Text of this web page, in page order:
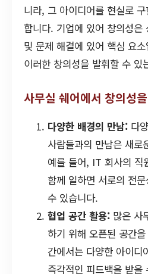
니라, 그 아이디어를 현실로
합니다. 기업에 있어 창의성은
및 문제 해결에 있어 핵심 요
이러한 창의성을 발휘할 수 있
사무실 쉐어에서 창의성
다양한 배경의 만남: 다
사람들과의 만남은 새로
예를 들어, IT 회사의 직
함께 일하면 서로의 전
수 있습니다.
협업 공간 활용: 많은 사
하기 위해 오픈된 공간
간에서는 다양한 아이디
즉각적인 피드백을 받을